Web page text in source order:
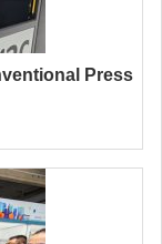
Press